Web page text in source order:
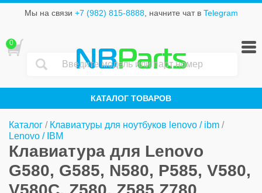
Мы на связи +7 (982) 815-8888, начните чат в Telegram
NBParts
КАТАЛОГ ТОВАРОВ
0
Каталог / Клавиатуры для ноутбуков lenovo / ibm /
Lenovo / IBM
Клавиатура для Lenovo
G580, G585, N580, P585, V580,